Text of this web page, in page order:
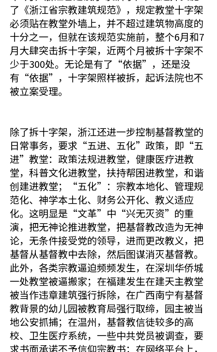
了《浙江省宗教建筑规范》，规定教堂十字架
必须贴在教堂外墙上，并不超过建筑物高度的
十分之一，但就在该规范实施前，整个6月和7
月大肆突击拆十字架，近两个月被拆十字架不
少于300处。无论是有了“依据”，还是没
有“依据”，十字架照样被拆，起诉法院也不
被立案受理。
除了拆十字架，浙江还进一步控制基督教堂的
日常事务，要求“五进、五化”政策，即“五
进”教堂：政策法规进教堂，健康医疗进教
堂，科普文化进教堂，扶持帮困进教堂，和谐
创建进教堂；“五化”：宗教本地化、管理规
范化、神学本土化、财务公开化、教义适应
化。这明显是“文革”中“兴无灭资”的重
演，把无神论推进教堂，把基督教改造为无神
论，无条件接受党的领导，进而更改教义，把
基督从基督教中去除，然后图谋消灭基督教。
此外，各类宗教逼迫频频发生，在深圳华侨城
一处教堂被逼搬家；在福建发生在建天主教堂
被当作违章建筑强行拆除，在广西南宁有基督
教背景的幼儿园被教育局强行取缔，园主被当
地公安抓捕；在温州，基督教信徒较多的高
校、卫生医疗系统，一些中共党员被调查，要
求书面承诺不予信仰宗教书；在网络平台上，